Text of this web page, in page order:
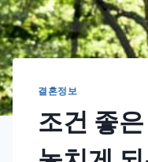
결혼정보
조건 좋